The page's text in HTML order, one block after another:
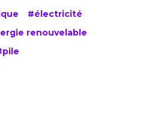
#électricité
renouvelable